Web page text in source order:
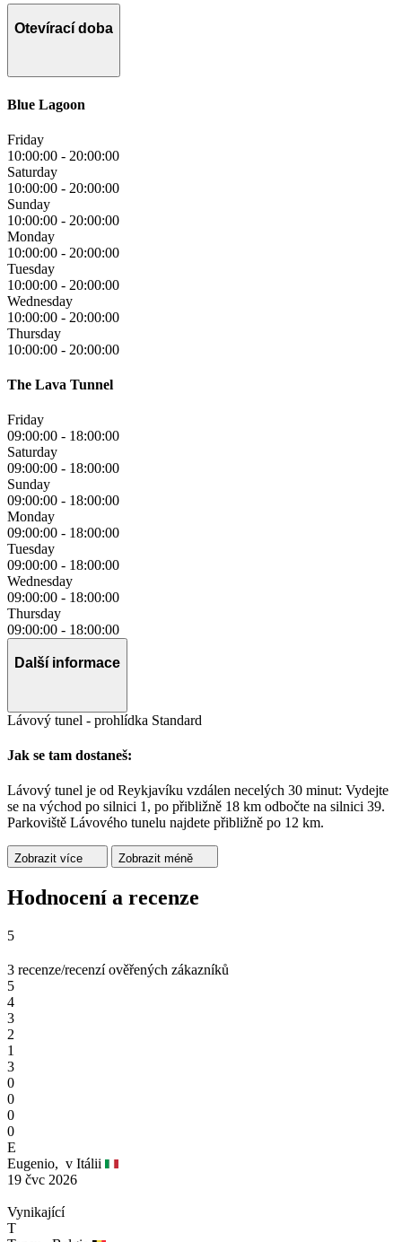
Otevírací doba
Blue Lagoon
Friday
10:00:00 - 20:00:00
Saturday
10:00:00 - 20:00:00
Sunday
10:00:00 - 20:00:00
Monday
10:00:00 - 20:00:00
Tuesday
10:00:00 - 20:00:00
Wednesday
10:00:00 - 20:00:00
Thursday
10:00:00 - 20:00:00
The Lava Tunnel
Friday
09:00:00 - 18:00:00
Saturday
09:00:00 - 18:00:00
Sunday
09:00:00 - 18:00:00
Monday
09:00:00 - 18:00:00
Tuesday
09:00:00 - 18:00:00
Wednesday
09:00:00 - 18:00:00
Thursday
09:00:00 - 18:00:00
Další informace
Lávový tunel - prohlídka Standard
Jak se tam dostaneš:
Lávový tunel je od Reykjavíku vzdálen necelých 30 minut: Vydejte
se na východ po silnici 1, po přibližně 18 km odbočte na silnici 39.
Parkoviště Lávového tunelu najdete přibližně po 12 km.
Zobrazit více Zobrazit méně
Hodnocení a recenze
5
3 recenze/recenzí ověřených zákazníků
5
4
3
2
1
3
0
0
0
0
E
Eugenio, v Itálii
19 čvc 2026
Vynikající
T